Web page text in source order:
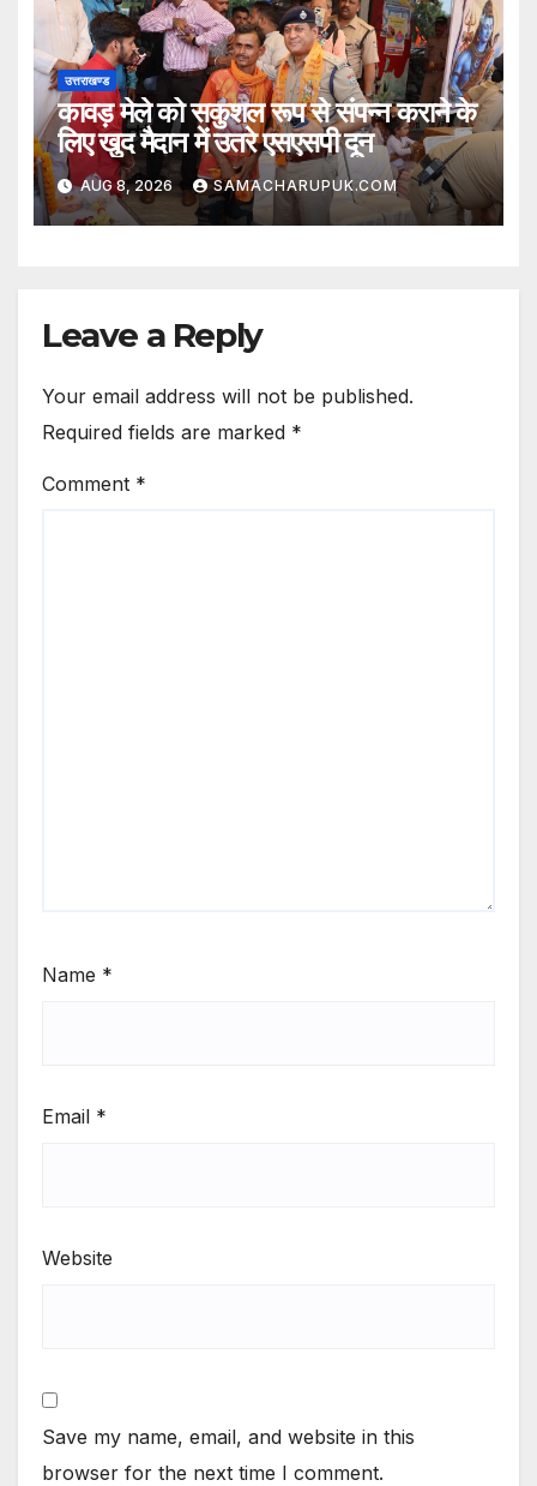
उत्तराखण्ड
कावड़ मेले को सकुशल रूप से संपन्न कराने के
लिए खुद मैदान में उतरे एसएसपी दून
AUG 8, 2026 SAMACHARUPUK.COM
Leave a Reply
Your email address will not be published.
Required fields are marked *
Comment *
Name *
Email *
Website
Save my name, email, and website in this
browser for the next time I comment.